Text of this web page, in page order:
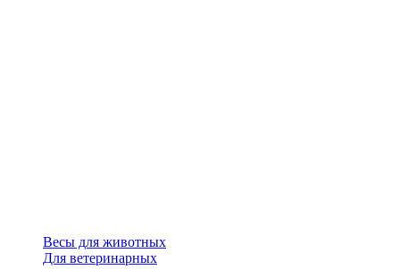
Весы для животных
Для ветеринарных